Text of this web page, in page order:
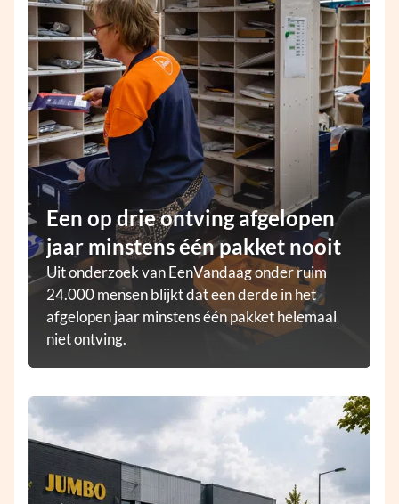
Een op drie ontving afgelopen
jaar minstens één pakket nooit
Uit onderzoek van EenVandaag onder ruim
24.000 mensen blijkt dat een derde in het
afgelopen jaar minstens één pakket helemaal
niet ontving.